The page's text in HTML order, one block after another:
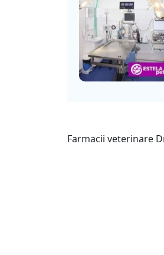
Farmacii veterinare